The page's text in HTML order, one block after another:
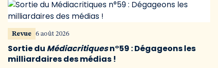
Revue 6 août 2026
Sortie du Médiacritiquesn°59 : Dégageons les
milliardaires des médias !